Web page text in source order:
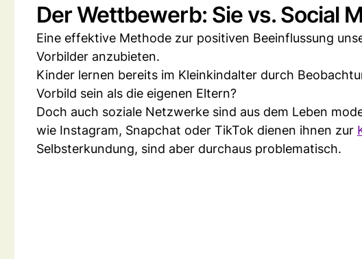
Der Wettbewerb: Sie vs. Social
Eine effektive Methode zur positiven Beeinflussung
Vorbilder anzubieten.
Kinder lernen bereits im Kleinkindalter durch
Vorbild sein als die eigenen Eltern?
Doch auch soziale Netzwerke sind aus dem Leben
wie Instagram, Snapchat oder TikTok dienen ihnen zur
Selbsterkundung, sind aber durchaus problematisch.